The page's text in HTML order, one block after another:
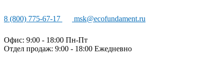
8 (800) 775-67-17 msk@ecofundament.ru
Офис: 9:00 - 18:00 Пн-Пт
Отдел продаж: 9:00 - 18:00 Ежедневно